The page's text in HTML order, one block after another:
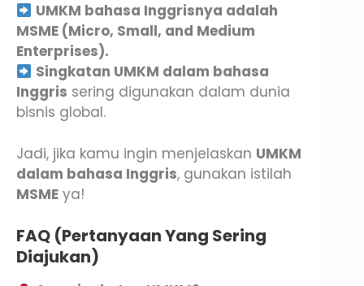
UMKM bahasa Inggrisnya adalah
MSME (Micro, Small, and Medium
Enterprises).
Singkatan UMKM dalam bahasa
Inggris sering digunakan dalam dunia
bisnis global.
Jadi, jika kamu ingin menjelaskan UMKM
dalam bahasa Inggris, gunakan istilah
MSME ya!
FAQ (Pertanyaan Yang Sering
Diajukan)